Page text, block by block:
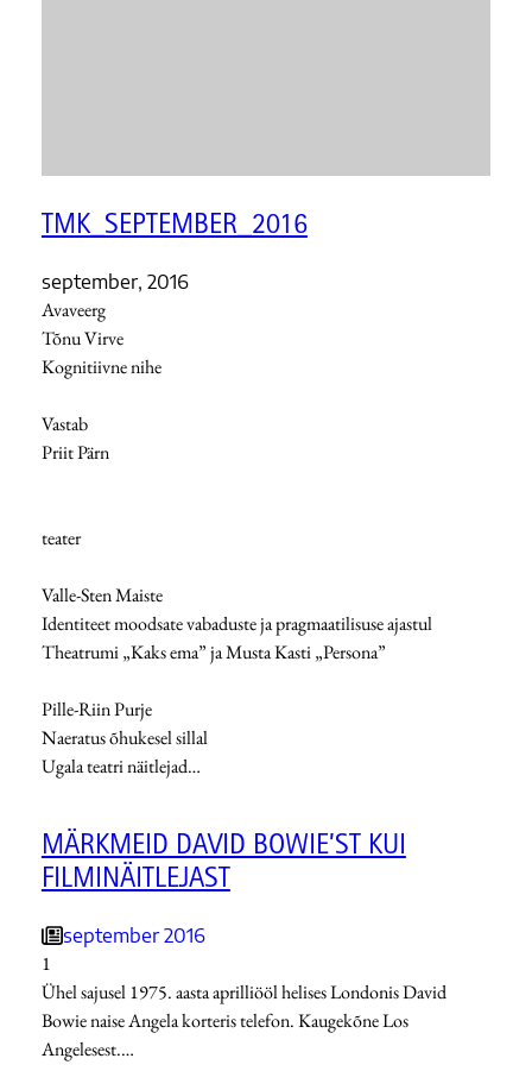
TMK_SEPTEMBER_2016
september, 2016
Avaveerg
Tõnu Virve
Kognitiivne nihe
Vastab
Priit Pärn
teater
Valle-Sten Maiste
Identiteet moodsate vabaduste ja pragmaatilisuse ajastul
Theatrumi „Kaks ema” ja Musta Kasti „Persona”
Pille-Riin Purje
Naeratus õhukesel sillal
Ugala teatri näitlejad…
MÄRKMEID DAVID BOWIE’ST KUI
FILMINÄITLEJAST
september 2016
1
Ühel sajusel 1975. aasta aprilliööl helises Londonis David
Bowie naise Angela korteris telefon. Kaugekõne Los
Angelesest.…